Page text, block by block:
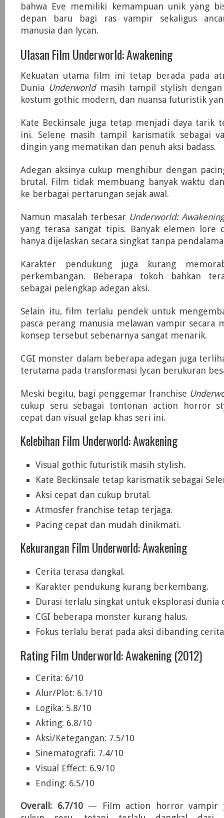
bahwa Eve memiliki kemampuan unik yang
depan baru bagi ras vampir sekaligus
manusia dan lycan.
Ulasan Film Underworld: Awakening
Kekuatan utama film ini tetap berada pada
Dunia Underworldmasih tampil stylish
kostum gothic modern, dan nuansa futuristik
Kate Beckinsale juga tetap menjadi daya tarik
ini. Selene masih tampil karismatik sebagai
dingin yang mematikan dan penuh aksi badass.
Adegan aksinya cukup menghibur dengan
brutal. Film tidak membuang banyak waktu
ke berbagai pertarungan sejak awal.
Namun masalah terbesar Underworld: Awakening
yang terasa sangat tipis. Banyak elemen lore
hanya dijelaskan secara singkat tanpa
Karakter pendukung juga kurang
perkembangan. Beberapa tokoh bahkan
sebagai pelengkap adegan aksi.
Selain itu, film terlalu pendek untuk
pasca perang manusia melawan vampir secara
konsep tersebut sebenarnya sangat menarik.
CGI monster dalam beberapa adegan juga
terutama pada transformasi lycan berukuran
Meski begitu, bagi penggemar franchise
cukup seru sebagai tontonan action horror
cepat dan visual gelap khas seri ini.
Kelebihan Film Underworld: Awakening
Visual gothic futuristik masih stylish.
Kate Beckinsale tetap karismatik sebagai
Aksi cepat dan cukup brutal.
Atmosfer franchise tetap terjaga.
Pacing cepat dan mudah dinikmati.
Kekurangan Film Underworld: Awakening
Cerita terasa dangkal.
Karakter pendukung kurang berkembang.
Durasi terlalu singkat untuk eksplorasi dunia
CGI beberapa monster kurang halus.
Fokus terlalu berat pada aksi dibanding
Rating Film Underworld: Awakening (2012)
Cerita: 6/10
Alur/Plot: 6.1/10
Logika: 5.8/10
Akting: 6.8/10
Aksi/Ketegangan: 7.5/10
Sinematografi: 7.4/10
Visual Effect: 6.9/10
Ending: 6.5/10
Overall: 6.7/10— Film action horror vampir